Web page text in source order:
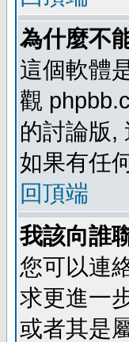
為什麼不
這個軟體
觀
的討論版,
如果有任
回頂端
我該向誰
您可以連
求更進一
或者其是